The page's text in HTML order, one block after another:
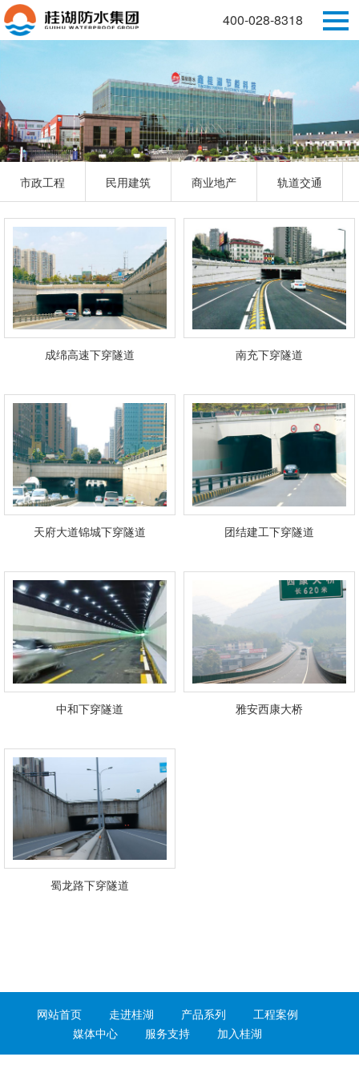
400-028-8318
市政工程 民用建筑 商业地产 轨道交通
成绵高速下穿隧道 南充下穿隧道
天府大道锦城下穿隧道 团结建工下穿隧道
中和下穿隧道 雅安西康大桥
蜀龙路下穿隧道
网站首页 走进桂湖 产品系列
工程案例
媒体中心
服务支持 加入桂湖